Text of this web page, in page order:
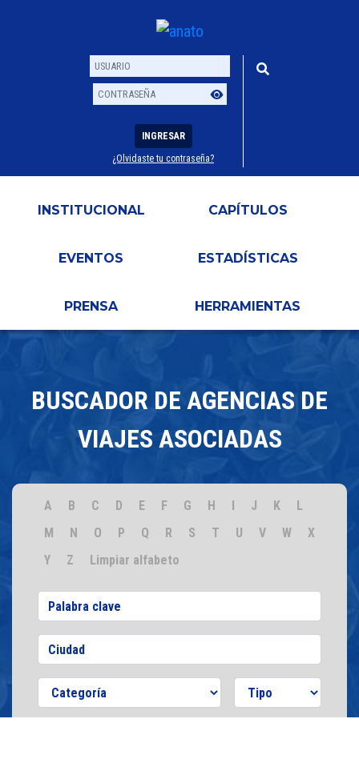
Usuario
Contraseña
INGRESAR
¿Olvidaste tu contraseña?
INSTITUCIONAL CAPÍTULOS
EVENTOS ESTADÍSTICAS
PRENSA HERRAMIENTAS
BUSCADOR DE AGENCIAS DE
VIAJES ASOCIADAS
A B C D E F G H J K
L
M
N O P Q R S T U V W
X
Y
Z Limpiar alfabeto